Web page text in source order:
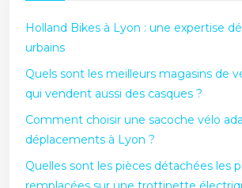
Holland Bikes à Lyon : une expertise
urbains
Quels sont les meilleurs magasins de
qui vendent aussi des casques ?
Comment choisir une sacoche vélo
déplacements à Lyon ?
Quelles sont les pièces détachées les